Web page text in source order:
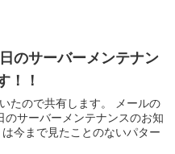
のサーバーメンテナン
！！
たので共有します。 メールの
サーバーメンテナンスのお知
今まで見たことのないパター